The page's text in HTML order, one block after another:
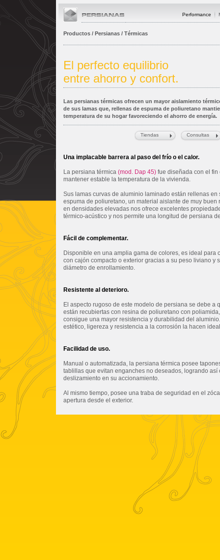
Performance
Productos / Persianas / Térmicas
El perfecto equilibrio
entre ahorro y confort.
Las persianas térmicas ofrecen un mayor aislamiento
de sus lamas que, rellenas de espuma de poliuretano
temperatura de su hogar favoreciendo el ahorro de energía.
Tiendas Consultas
Una implacable barrera al paso del frío o el calor.
La persiana térmica (mod. Dap 45) fue diseñada con el fin
mantener estable la temperatura de la vivienda.
Sus lamas curvas de aluminio laminado están rellenas en
espuma de poliuretano, un material aislante de muy buen
en densidades elevadas nos ofrece excelentes
térmico-acústico y nos permite una longitud de persiana
Fácil de complementar.
Disponible en una amplia gama de colores, es ideal para
con cajón compacto o exterior gracias a su peso liviano y
diámetro de enrollamiento.
Resistente al deterioro.
El aspecto rugoso de este modelo de persiana se debe a
están recubiertas con resina de poliuretano con
consigue una mayor resistencia y durabilidad del
estético, ligereza y resistencia a la corrosión la hacen
Facilidad de uso.
Manual o automatizada, la persiana térmica posee
tablillas que evitan enganches no deseados, logrando así
deslizamiento en su accionamiento.
Al mismo tiempo, posee una traba de seguridad en el
apertura desde el exterior.